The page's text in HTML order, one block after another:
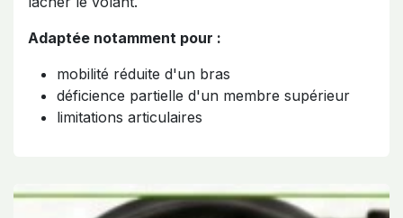
Adaptée notamment pour :
mobilité réduite d'un bras
déficience partielle d'un membre supérieur
limitations articulaires